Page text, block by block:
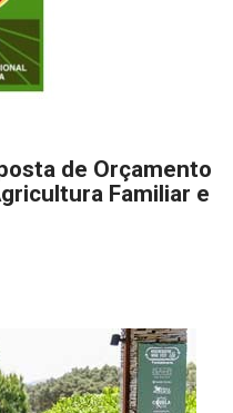
de Orçamento
Familiar e